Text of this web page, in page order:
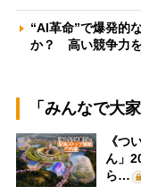
“AI革命”で爆発的
か？ 高い競争力
「みんなで大
《つ
ん」
ら…